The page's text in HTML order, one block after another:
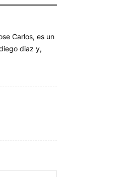
Carlos, es un
diaz y,